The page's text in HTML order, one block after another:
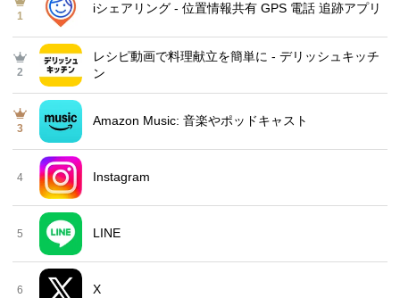
1
iシェアリング - 位置情報共有 GPS 電話 追跡アプリ
2
レシピ動画で料理献立を簡単‪に - デリッシュキッチ
ン
3
Amazon Music: 音楽やポッドキャスト
4 Instagram
5 LINE
6 X